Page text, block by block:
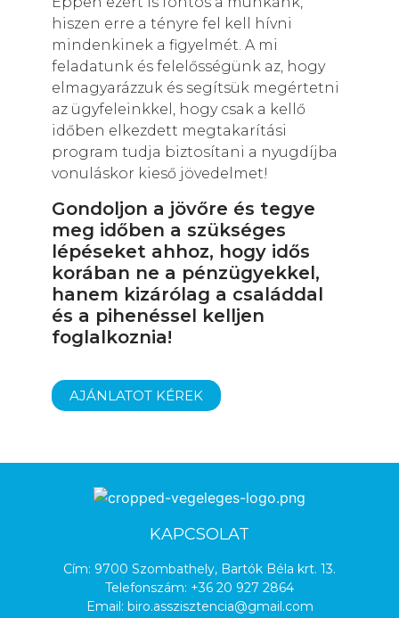
hiszen erre a tényre fel kell hívni
mindenkinek a figyelmét. A mi
feladatunk és felelősségünk az, hogy
elmagyarázzuk és segítsük megértetni
az ügyfeleinkkel, hogy csak a kellő
időben elkezdett megtakarítási
program tudja biztosítani a nyugdíjba
vonuláskor kieső jövedelmet!
Gondoljon a jövőre és tegye
meg időben a szükséges
lépéseket ahhoz, hogy idős
korában ne a pénzügyekkel,
hanem kizárólag a családdal
és a pihenéssel kelljen
foglalkoznia!
AJÁNLATOT KÉREK
KAPCSOLAT
Cím: 9700 Szombathely, Bartók Béla krt. 13.
Telefonszám: +36 20 927 2864
Email: biro.asszisztencia@gmail.com